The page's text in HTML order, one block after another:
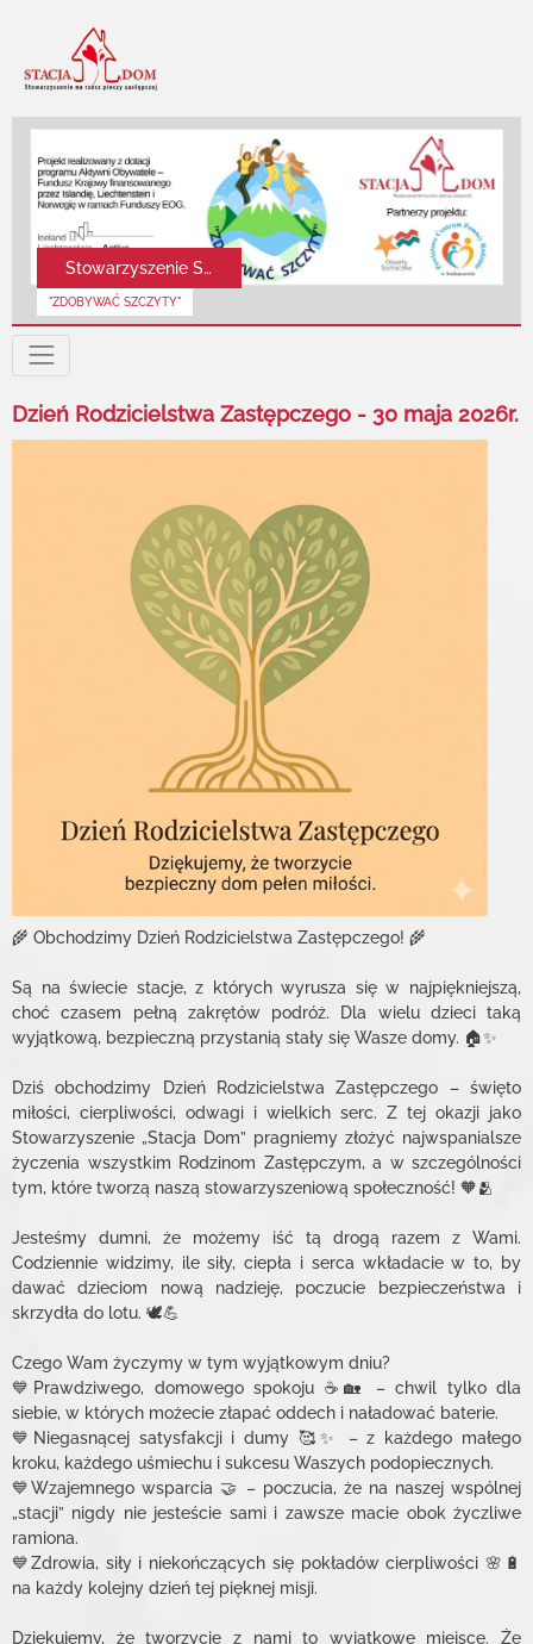
Stowarzyszenie Stacja DOM
"ZDOBYWAĆ SZCZYTY"
Previous
Dzień Rodzicielstwa Zastępczego - 30 maja 2026r.
🌾 Obchodzimy Dzień Rodzicielstwa Zastępczego! 🌾
Są na świecie stacje, z których wyrusza się w najpiękniejszą,
choć czasem pełną zakrętów podróż. Dla wielu dzieci taką
wyjątkową, bezpieczną przystanią stały się Wasze domy. 🏠✨
Dziś obchodzimy Dzień Rodzicielstwa Zastępczego – święto
miłości, cierpliwości, odwagi i wielkich serc. Z tej okazji jako
Stowarzyszenie „Stacja Dom” pragniemy złożyć najwspanialsze
życzenia wszystkim Rodzinom Zastępczym, a w szczególności
tym, które tworzą naszą stowarzyszeniową społeczność! 🧡🫂
Jesteśmy dumni, że możemy iść tą drogą razem z Wami.
Codziennie widzimy, ile siły, ciepła i serca wkładacie w to, by
dawać dzieciom nową nadzieję, poczucie bezpieczeństwa i
skrzydła do lotu. 🕊️💪
Czego Wam życzymy w tym wyjątkowym dniu?
💙Prawdziwego, domowego spokoju ☕🏡 – chwil tylko dla
siebie, w których możecie złapać oddech i naładować baterie.
💙Niegasnącej satysfakcji i dumy 🥰✨ – z każdego małego
kroku, każdego uśmiechu i sukcesu Waszych podopiecznych.
💙Wzajemnego wsparcia 🤝 – poczucia, że na naszej wspólnej
„stacji” nigdy nie jesteście sami i zawsze macie obok życzliwe
ramiona.
💙Zdrowia, siły i niekończących się pokładów cierpliwości 🌸🔋
na każdy kolejny dzień tej pięknej misji.
Dziękujemy, że tworzycie z nami to wyjątkowe miejsce. Że